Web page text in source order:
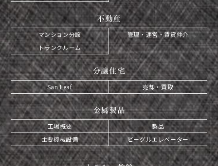
不動産
マンション分譲
管理・運営・賃貸仲介
トランクルーム
分譲住宅
San Leaf 売却・買取
金属製品
工場概要
製品
主要機械設備
ビーグルエレベーター